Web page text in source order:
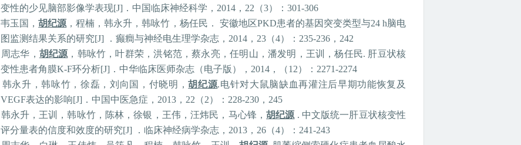
变性的少见脑部影像学表现[J] ．中国临床神经科学， 2014 ， 22 （3）： 301-306
韦玉国，胡纪源 ，程楠，韩永升，韩咏竹，杨任民． 安徽地区PKD患者的基因突变类型与24 h脑电
图监测结果关系的研究[J] ．癫癎与神经电生理学杂志， 2014 ， 23 （4）： 235-236 ， 242
周志华， 胡纪源 ，韩咏竹，叶群荣，洪铭范，蔡永亮，任明山，潘发明，王训，杨任民. 肝豆状核
变性患者角膜K-F环分析[J] ．中华临床医师杂志（电子版）， 2014 ，（12）： 2271-2274
韩永升，韩咏竹，徐磊，刘向国，付晓明，胡纪源.电针对大鼠脑缺血再灌注后早期功能恢复及
VEGF表达的影响[J] ．中国中医急症， 2013 ， 22 （2）： 228-230 ， 245
韩永升，王训，韩咏竹，陈林，徐银，王伟，汪炜民，马心锋，胡纪源 . 中文版统一肝豆状核变性
评分量表的信度和效度的研究[J] ．临床神经病学杂志， 2013 ， 26 （4）： 241-243